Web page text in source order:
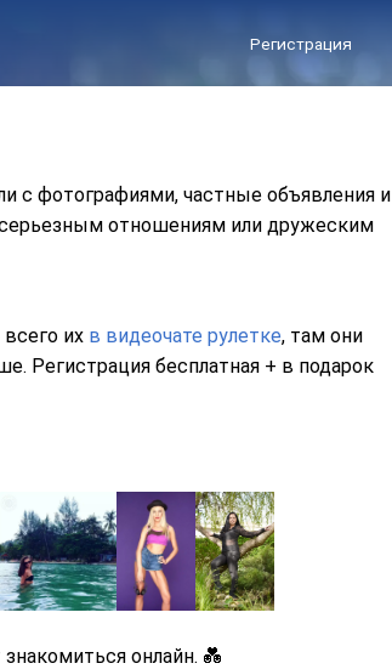
Регистрация
с фотографиями, частные объявления и
отношениям или дружеским
их в видеочате рулетке, там они
Регистрация бесплатная + в подарок
онлайн. 💑